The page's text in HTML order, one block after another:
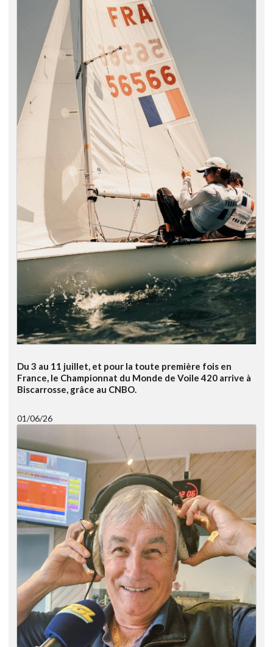
Du 3 au 11 juillet, et pour la toute première fois en
France, le Championnat du Monde de Voile 420 arrive à
Biscarrosse, grâce au CNBO.
01/06/26